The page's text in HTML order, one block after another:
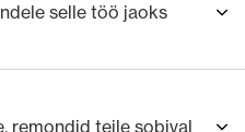
selle töö jaoks
remondid teile sobival